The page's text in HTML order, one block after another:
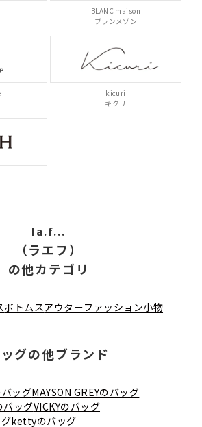
BLANC maison
ブランメゾン
kicuri
キクリ
la.f...
（ラエフ）
の他カテゴリ
ボトムスアウターファッション小物
グの他ブランド
ッグMAYSON GREYのバッグ
バッグVICKYのバッグ
kettyのバッグ